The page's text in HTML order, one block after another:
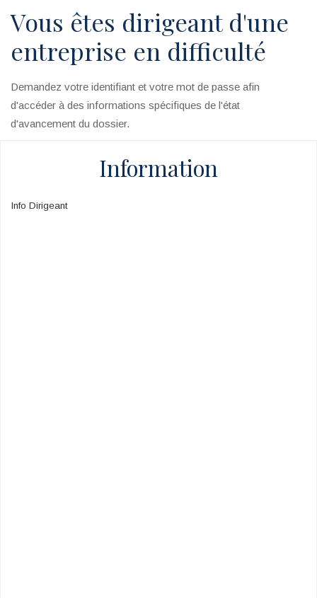
Vous êtes dirigeant d'une
entreprise en difficulté
Demandez votre identifiant et votre mot de passe afin
d'accéder à des informations spécifiques de l'état
d'avancement du dossier.
Information
Info Dirigeant